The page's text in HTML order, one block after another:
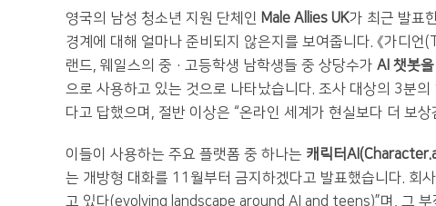
영국의 남성 청소년 지원 단체인 Male Allies UK가 최근 발표
경계에 대해 얼마나 준비되지 않은지를 보여줍니다. 《가디언
랜드, 웨일스의 중·고등학생 남학생들 중 상당수가 AI 챗봇
으로 사용하고 있는 것으로 나타났습니다. 조사 대상의 3분
다고 답했으며, 절반 이상은 “온라인 세계가 현실보다 더 보상
이들이 사용하는 주요 플랫폼 중 하나는 캐릭터
는 개방형 대화를 11월부터 금지하겠다고 발표했습니다. 회
고 있다(evolving landscape around AI and teens)”며, 그 부